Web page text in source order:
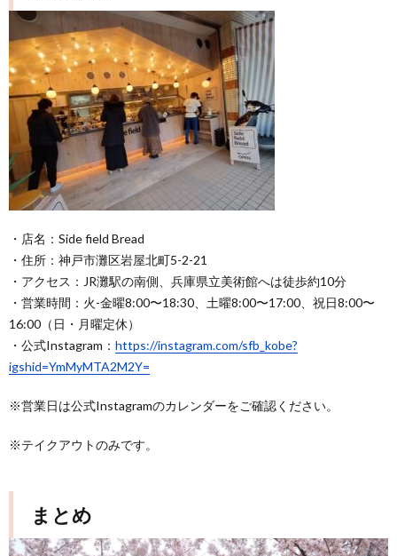
・店名：Side field Bread
・住所：神戸市灘区岩屋北町5-2-21
・アクセス：JR灘駅の南側、兵庫県立美術館へは徒歩約10分
・営業時間：⁡火-金曜8:00〜18:30、土曜8:00〜17:00、祝日8:00〜
16:00（日・月曜定休）
・公式Instagram： https://instagram.com/sfb_kobe?
igshid=YmMyMTA2M2Y=
※営業日は公式Instagramのカレンダーをご確認ください。
※テイクアウトのみです。
まとめ